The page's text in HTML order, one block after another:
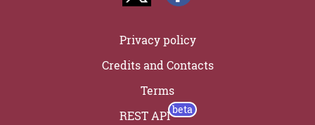
Privacy policy
Credits and Contacts
Terms
REST API